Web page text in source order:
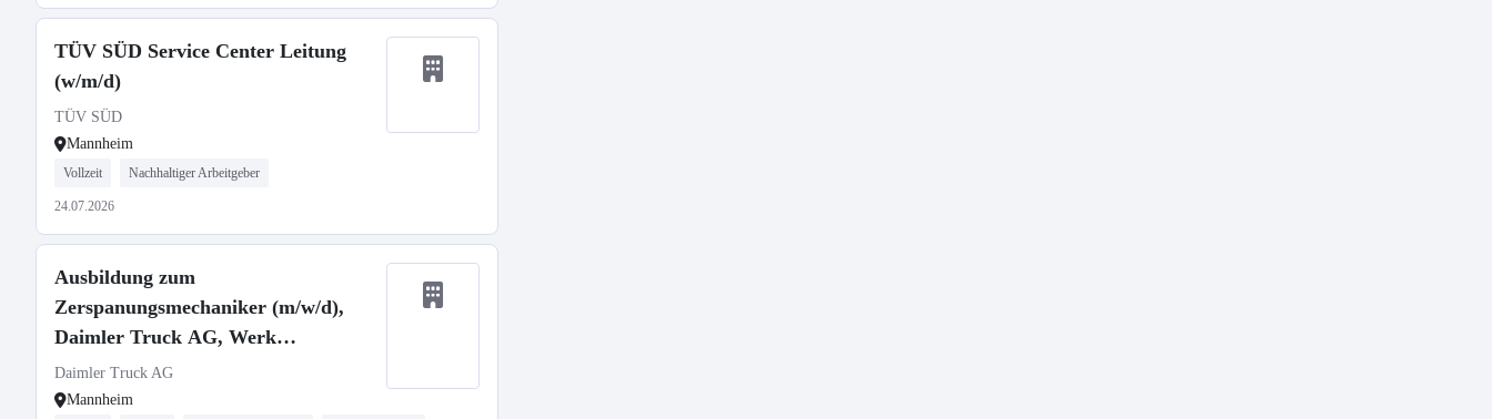
TÜV SÜD Service Center Leitung
(w/m/d)
TÜV SÜD
Mannheim
Vollzeit Nachhaltiger Arbeitgeber
24.07.2026
Ausbildung zum
Zerspanungsmechaniker (m/w/d),
Daimler Truck AG, Werk
Mannheim, Ausbildungsbeginn
13.09.2027
Daimler Truck AG
Mannheim